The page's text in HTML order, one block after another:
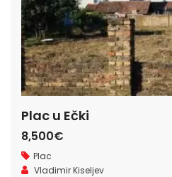
Plac u Ečki
8,500€
Plac
Vladimir Kiseljev